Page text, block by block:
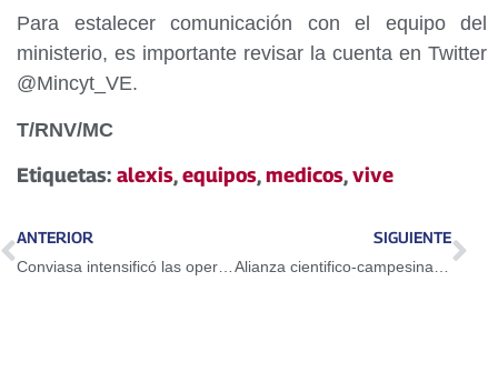
Para estalecer comunicación con el equipo del
ministerio, es importante revisar la cuenta en Twitter
@Mincyt_VE.
T/RNV/MC
Etiquetas: alexis,equipos,medicos,vive
ANTERIOR
Conviasa intensificó las operaciones del Plan Vuelta a la Patria
SIGUIENTE
Alianza cientifico-campesina logró rescate de papa nativa del páramo merideño